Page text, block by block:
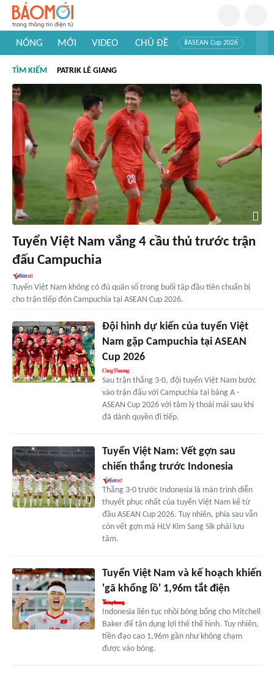
NÓNG MỚI VIDEO CHỦ ĐỀ #ASEAN Cup 2026
#Khám phá thế giới
TÌM KIẾM PATRIK LÊ GIANG
Tuyển Việt Nam vắng 4 cầu thủ trước trận
đấu Campuchia
Tuyển Việt Nam không có đủ quân số trong buổi tập đầu tiên chuẩn bị
cho trận tiếp đón Campuchia tại ASEAN Cup 2026.
Đội hình dự kiến của tuyển Việt
Nam gặp Campuchia tại ASEAN
Cup 2026
Sau trận thắng 3-0, đội tuyển Việt Nam bước
vào trận đấu với Campuchia tại bảng A -
ASEAN Cup 2026 với tâm lý thoải mái sau khi
đã dành quyền đi tiếp.
Tuyển Việt Nam: Vết gợn sau
chiến thắng trước Indonesia
Thắng 3-0 trước Indonesia là màn trình diễn
thuyết phục nhất của tuyển Việt Nam kể từ
đầu ASEAN Cup 2026. Tuy nhiên, phía sau vẫn
còn vết gợn mà HLV Kim Sang Sik phải lưu
tâm.
Tuyển Việt Nam và kế hoạch khiến
'gã khổng lồ' 1,96m tắt điện
Indonesia liên tục nhồi bóng bổng cho Mitchell
Baker để tận dụng lợi thế thể hình. Tuy nhiên,
tiền đạo cao 1,96m gần như không chạm
được vào bóng.